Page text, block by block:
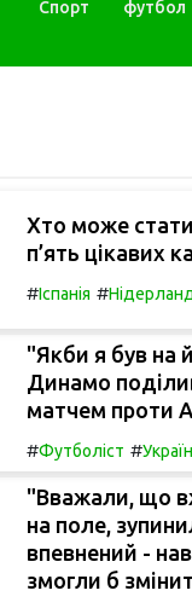
Спорт футбол
Хто може
п’ять цікавих
#Іспанія #
"Якби я був на
Динамо
матчем проти
#Футболіст #
"Вважали, що
на поле,
впевнений -
змогли б